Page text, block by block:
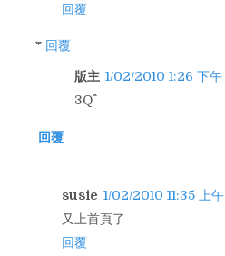
回覆
回覆
版主 1/02/2010 1:26 下午
3Q^^
回覆
susie 1/02/2010 11:35 上午
又上首頁了
回覆